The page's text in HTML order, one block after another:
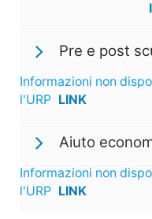
Pre e post
Informazioni non
l'URP LINK
Aiuto
Informazioni non
l'URP LINK